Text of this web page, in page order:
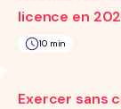
licence en
10 min
Exercer sans